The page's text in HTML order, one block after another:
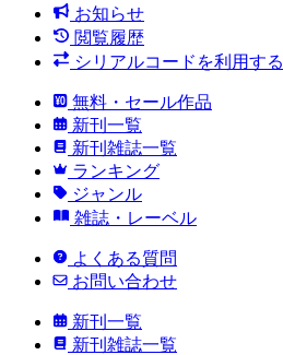
お知らせ
閲覧履歴
シリアルコードを利用する
無料・セール作品
新刊一覧
新刊雑誌一覧
ランキング
ジャンル
雑誌・レーベル
よくある質問
お問い合わせ
新刊一覧
新刊雑誌一覧